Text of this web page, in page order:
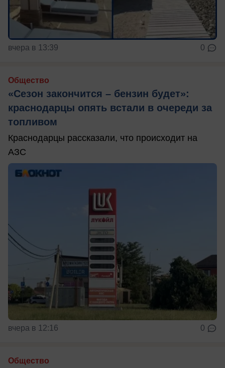
вчера в 13:39 0
Общество
«Сезон закончится – бензин будет»:
краснодарцы опять встали в очереди за
топливом
Краснодарцы рассказали, что происходит на
АЗС
вчера в 12:16 0
Общество